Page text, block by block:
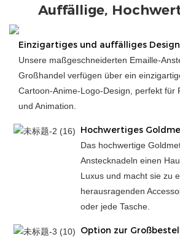
Auffällige,
Einzigartiges und auffälliges Design
Unsere maßgeschneiderten Emaille-
Großhandel verfügen über ein
Cartoon-Anime-Logo-Design, perfekt für
und Animation.
Hochwertiges
Das hochwertige
Anstecknadeln einen
Luxus und macht sie zu
herausragenden
oder jede Tasche.
Option zur